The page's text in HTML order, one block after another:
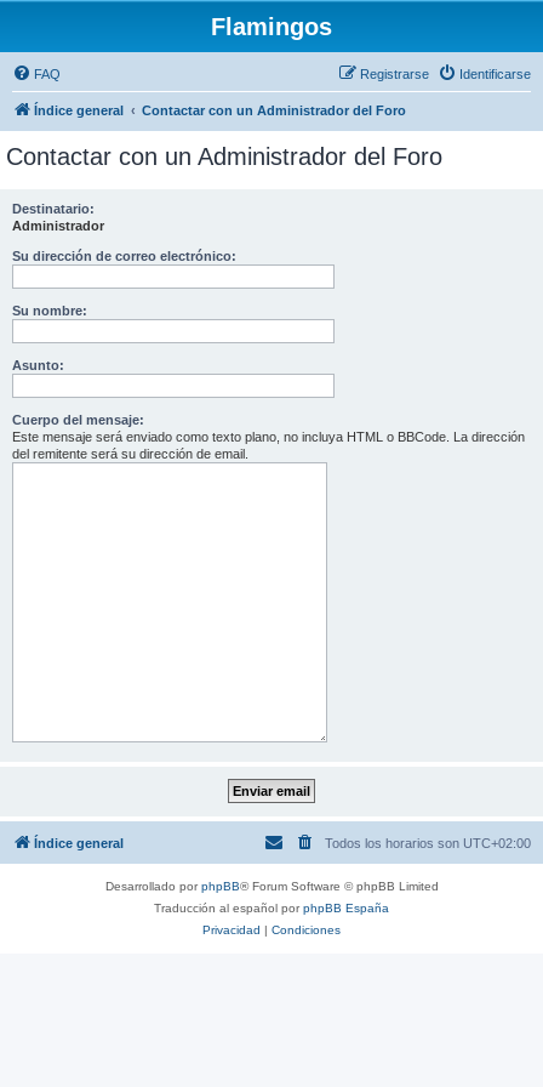
Flamingos
FAQ Identificarse
Registrarse
Índice general Contactar con un Administrador del Foro
Contactar con un Administrador del Foro
Destinatario:
Administrador
Su dirección de correo electrónico:
Su nombre:
Asunto:
Cuerpo del mensaje:
Este mensaje será enviado como texto plano, no incluya HTML o BBCode. La dirección
del remitente será su dirección de email.
Índice general Todos los horarios son UTC+02:00
Desarrollado porphpBB® Forum Software © phpBB Limited
Traducción al español porphpBB España
Privacidad | Condiciones